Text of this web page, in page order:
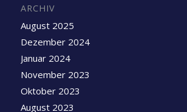
ARCHIV
August 2025
Dezember 2024
Januar 2024
November 2023
Oktober 2023
August 2023